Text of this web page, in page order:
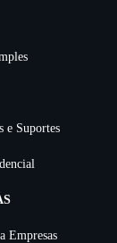
e Suportes
Empresas